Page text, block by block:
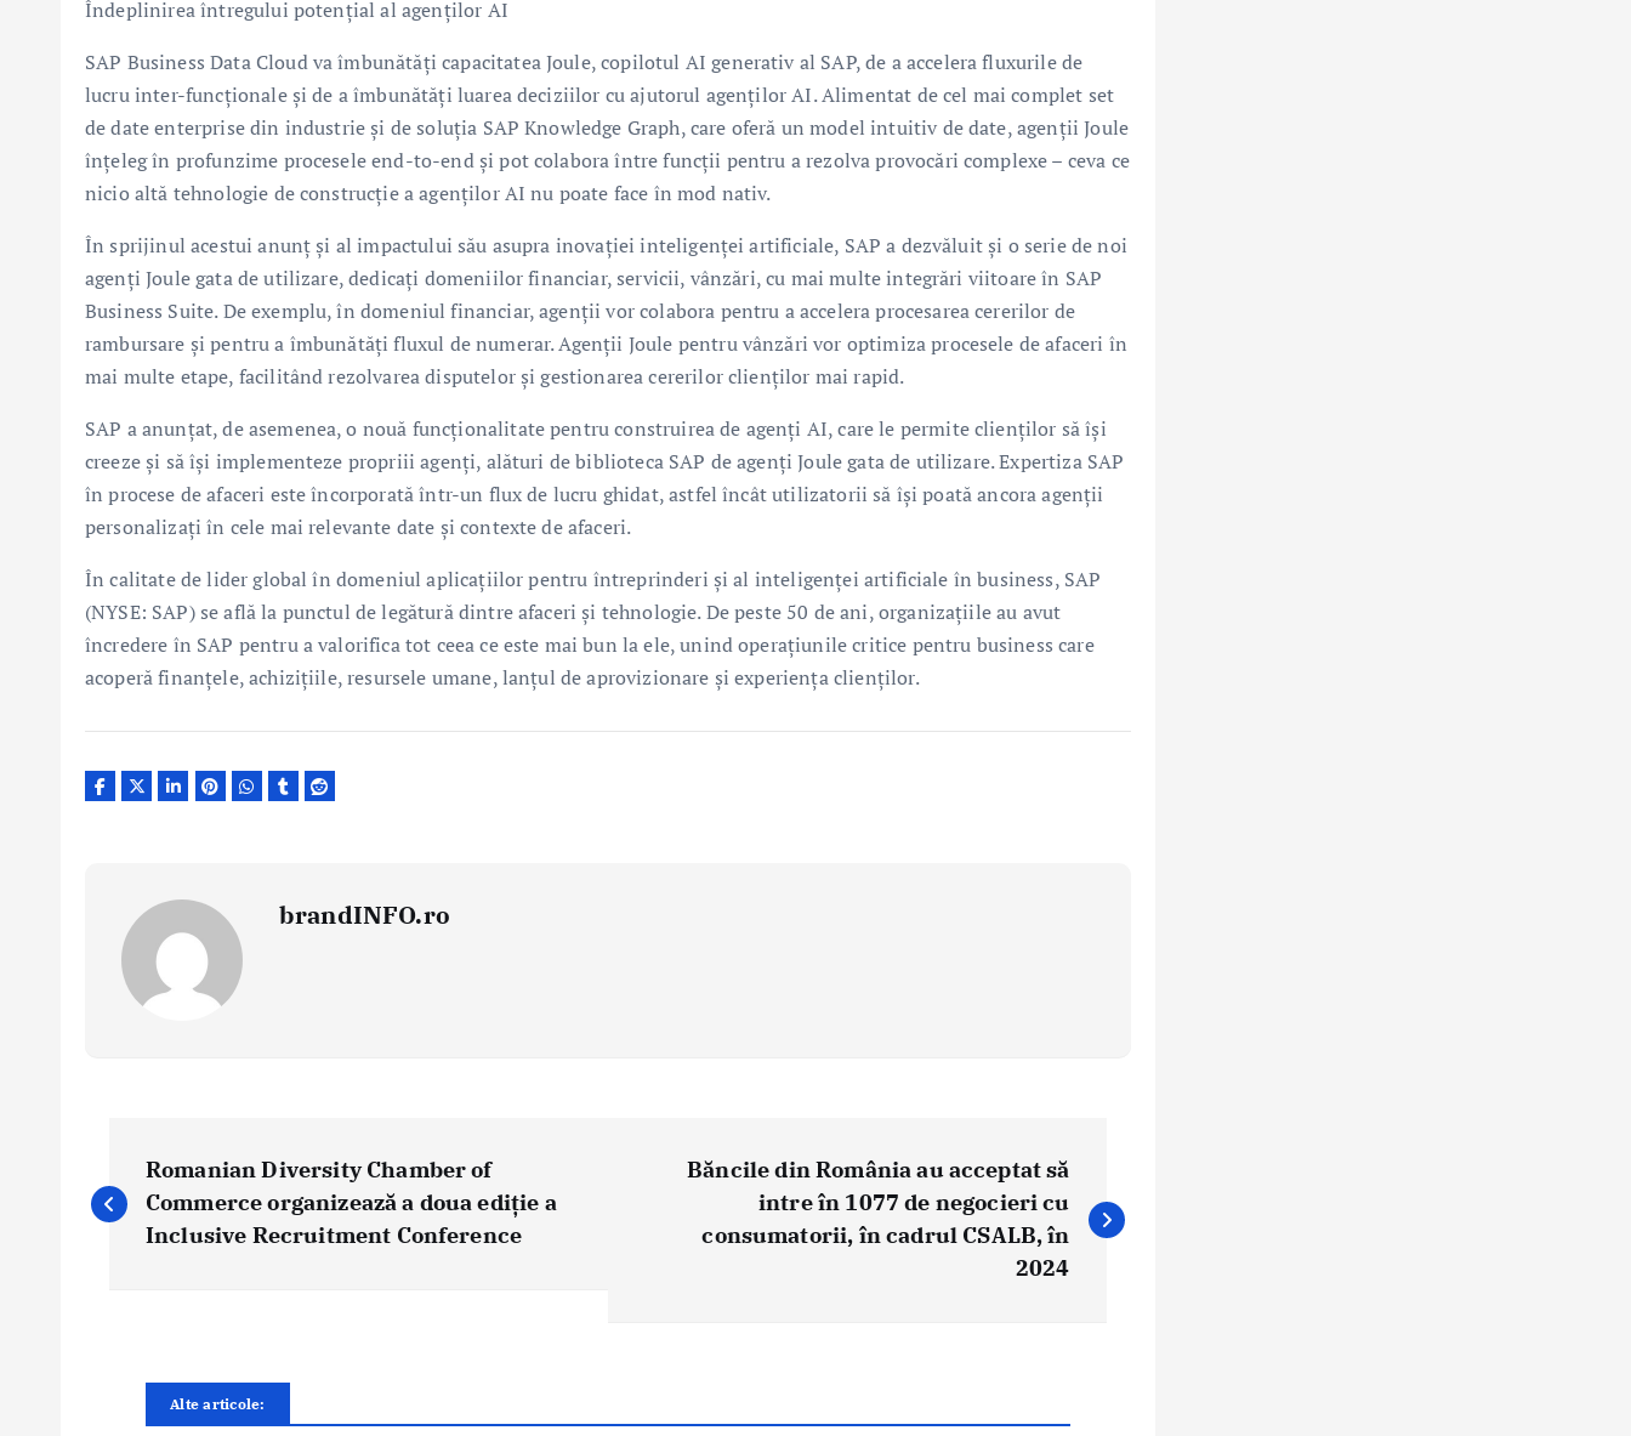
Îndeplinirea întregului potențial al agenților AI
SAP Business Data Cloud va îmbunătăți capacitatea Joule, copilotul AI generativ al SAP, de a accelera fluxurile de
lucru inter-funcționale și de a îmbunătăți luarea deciziilor cu ajutorul agenților AI. Alimentat de cel mai complet set
de date enterprise din industrie și de soluția SAP Knowledge Graph, care oferă un model intuitiv de date, agenții Joule
înțeleg în profunzime procesele end-to-end și pot colabora între funcții pentru a rezolva provocări complexe – ceva ce
nicio altă tehnologie de construcție a agenților AI nu poate face în mod nativ.
În sprijinul acestui anunț și al impactului său asupra inovației inteligenței artificiale, SAP a dezvăluit și o serie de noi
agenți Joule gata de utilizare, dedicați domeniilor financiar, servicii, vânzări, cu mai multe integrări viitoare în SAP
Business Suite. De exemplu, în domeniul financiar, agenții vor colabora pentru a accelera procesarea cererilor de
rambursare și pentru a îmbunătăți fluxul de numerar. Agenții Joule pentru vânzări vor optimiza procesele de afaceri în
mai multe etape, facilitând rezolvarea disputelor și gestionarea cererilor clienților mai rapid.
SAP a anunțat, de asemenea, o nouă funcționalitate pentru construirea de agenți AI, care le permite clienților să își
creeze și să își implementeze propriii agenți, alături de biblioteca SAP de agenți Joule gata de utilizare. Expertiza SAP
în procese de afaceri este încorporată într-un flux de lucru ghidat, astfel încât utilizatorii să își poată ancora agenții
personalizați în cele mai relevante date și contexte de afaceri.
În calitate de lider global în domeniul aplicațiilor pentru întreprinderi și al inteligenței artificiale în business, SAP
(NYSE: SAP) se află la punctul de legătură dintre afaceri și tehnologie. De peste 50 de ani, organizațiile au avut
încredere în SAP pentru a valorifica tot ceea ce este mai bun la ele, unind operațiunile critice pentru business care
acoperă finanțele, achizițiile, resursele umane, lanțul de aprovizionare și experiența clienților.
brandINFO.ro
v
Romanian Diversity Chamber of
Commerce organizează a doua ediție a
Inclusive Recruitment Conference
Băncile din România au acceptat să
intre în 1077 de negocieri cu
consumatorii, în cadrul CSALB, în
2024
Alte articole: